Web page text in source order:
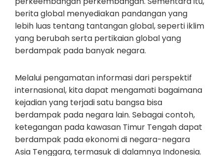
berita global menyediakan pandangan yang
lebih luas tentang tantangan global, seperti iklim
yang berubah serta pertikaian global yang
berdampak pada banyak negara.
Melalui pengamatan informasi dari perspektif
internasional, kita dapat mengamati bagaimana
kejadian yang terjadi satu bangsa bisa
berdampak pada negara lain. Sebagai contoh,
ketegangan pada kawasan Timur Tengah dapat
berdampak pada ekonomi di negara-negara
Asia Tenggara, termasuk di dalamnya Indonesia.